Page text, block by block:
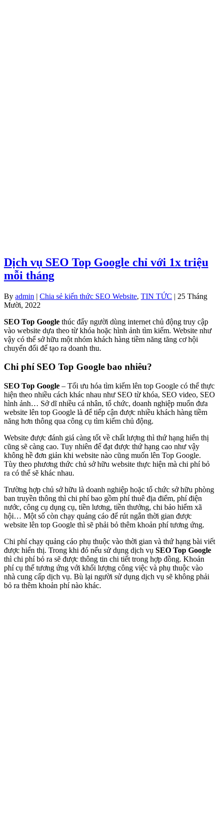
Dịch vụ SEO Top Google chỉ với 1x triệu
mỗi tháng
By admin | Chia sẻ kiến thức SEO Website, TIN TỨC | 25 Tháng
Mười, 2022
SEO Top Google thúc đẩy người dùng internet chủ động truy cập
vào website dựa theo từ khóa hoặc hình ảnh tìm kiếm. Website như
vậy có thể sở hữu một nhóm khách hàng tiềm năng tăng cơ hội
chuyển đổi để tạo ra doanh thu.
Chi phí SEO Top Google bao nhiêu?
SEO Top Google – Tối ưu hóa tìm kiếm lên top Google có thể thực
hiện theo nhiều cách khác nhau như SEO từ khóa, SEO video, SEO
hình ảnh… Sở dĩ nhiều cá nhân, tổ chức, doanh nghiệp muốn đưa
website lên top Google là để tiếp cận được nhiều khách hàng tiềm
năng hơn thông qua công cụ tìm kiếm chủ động.
Website được đánh giá càng tốt về chất lượng thì thứ hạng hiển thị
cũng sẽ càng cao. Tuy nhiên để đạt được thứ hạng cao như vậy
không hề đơn giản khi website nào cũng muốn lên Top Google.
Tùy theo phương thức chủ sở hữu website thực hiện mà chi phí bỏ
ra có thể sẽ khác nhau.
Trường hợp chủ sở hữu là doanh nghiệp hoặc tổ chức sở hữu phòng
ban truyền thông thì chi phí bao gồm phí thuê địa điểm, phí điện
nước, công cụ dụng cụ, tiền lương, tiền thưởng, chi bảo hiểm xã
hội… Một số còn chạy quảng cáo để rút ngắn thời gian được
website lên top Google thì sẽ phải bỏ thêm khoản phí tương ứng.
Chi phí chạy quảng cáo phụ thuộc vào thời gian và thứ hạng bài viết
được hiển thị. Trong khi đó nếu sử dụng dịch vụ SEO Top Google
thì chi phí bỏ ra sẽ được thông tin chi tiết trong hợp đồng. Khoản
phí cụ thể tương ứng với khối lượng công việc và phụ thuộc vào
nhà cung cấp dịch vụ. Bù lại người sử dụng dịch vụ sẽ không phải
bỏ ra thêm khoản phí nào khác.